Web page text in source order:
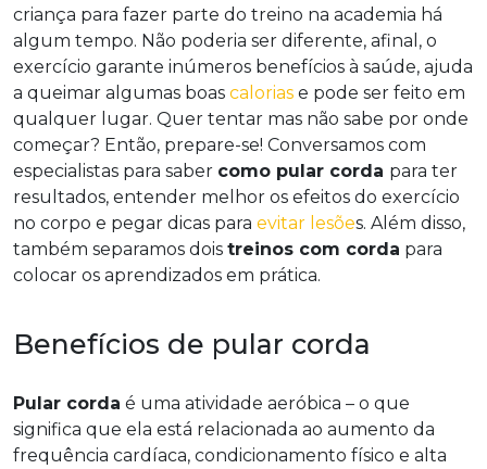
criança para fazer parte do treino na academia há
algum tempo. Não poderia ser diferente, afinal, o
exercício garante inúmeros benefícios à saúde, ajuda
a queimar algumas boas calorias e pode ser feito em
qualquer lugar. Quer tentar mas não sabe por onde
começar? Então, prepare-se! Conversamos com
especialistas para saber como pular corda para ter
resultados, entender melhor os efeitos do exercício
no corpo e pegar dicas para evitar lesões. Além disso,
também separamos dois treinos com corda para
colocar os aprendizados em prática.
Benefícios de pular corda
Pular corda é uma atividade aeróbica – o que
significa que ela está relacionada ao aumento da
frequência cardíaca, condicionamento físico e alta